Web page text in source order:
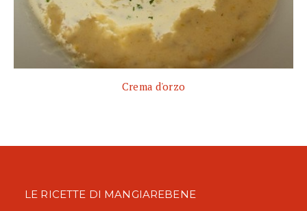
Crema d'orzo
LE RICETTE DI MANGIAREBENE